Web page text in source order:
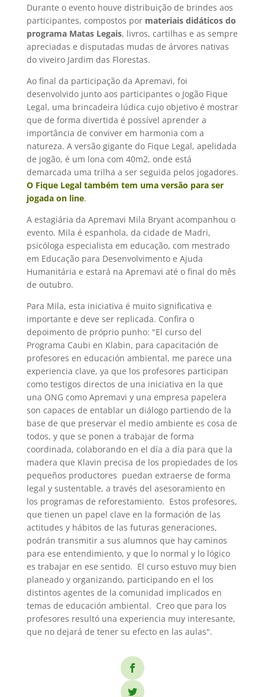
Durante o evento houve distribuição de brindes aos
participantes, compostos por materiais didáticos do
programa Matas Legais, livros, cartilhas e as sempre
apreciadas e disputadas mudas de árvores nativas
do viveiro Jardim das Florestas.
Ao final da participação da Apremavi, foi
desenvolvido junto aos participantes o Jogão Fique
Legal, uma brincadeira lúdica cujo objetivo é mostrar
que de forma divertida é possível aprender a
importância de conviver em harmonia com a
natureza. A versão gigante do Fique Legal, apelidada
de jogão, é um lona com 40m2, onde está
demarcada uma trilha a ser seguida pelos jogadores.
O Fique Legal também tem uma versão para ser
jogada on line.
A estagiária da Apremavi Mila Bryant acompanhou o
evento. Mila é espanhola, da cidade de Madri,
psicóloga especialista em educação, com mestrado
em Educação para Desenvolvimento e Ajuda
Humanitária e estará na Apremavi até o final do mês
de outubro.
Para Mila, esta iniciativa é muito significativa e
importante e deve ser replicada. Confira o
depoimento de próprio punho: "El curso del
Programa Caubi en Klabin, para capacitación de
profesores en educación ambiental, me parece una
experiencia clave, ya que los profesores participan
como testigos directos de una iniciativa en la que
una ONG como Apremavi y una empresa papelera
son capaces de entablar un diálogo partiendo de la
base de que preservar el medio ambiente es cosa de
todos, y que se ponen a trabajar de forma
coordinada, colaborando en el día a día para que la
madera que Klavin precisa de los propiedades de los
pequeños productores puedan extraerse de forma
legal y sustentable, a través del asesoramiento en
los programas de reforestamiento. Estos profesores,
que tienen un papel clave en la formación de las
actitudes y hábitos de las futuras generaciones,
podrán transmitir a sus alumnos que hay caminos
para ese entendimiento, y que lo normal y lo lógico
es trabajar en ese sentido. El curso estuvo muy bien
planeado y organizando, participando en el los
distintos agentes de la comunidad implicados en
temas de educación ambiental. Creo que para los
profesores resultó una experiencia muy interesante,
que no dejará de tener su efecto en las aulas".